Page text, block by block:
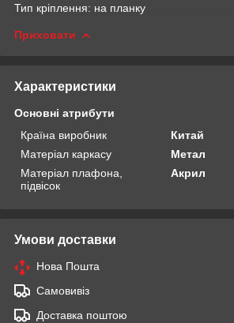
Тип кріплення: на планку
Приховати
Характеристики
Основні атрибути
Країна виробник
Китай
Матеріал каркасу
Метал
Матеріал плафона,
підвісок
Акрил
Умови доставки
Нова Пошта
Самовивіз
Доставка поштою